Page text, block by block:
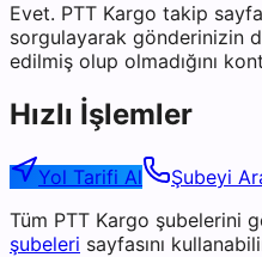
Evet. PTT Kargo takip
sorgulayarak gönderinizin
edilmiş olup olmadığını
Hızlı İşlemler
Yol Tarifi Al Şubeyi
Tüm PTT Kargo şubelerini
şubeleri sayfasını